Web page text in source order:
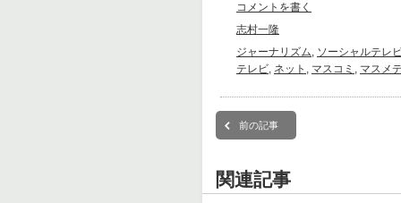
コメントを書く
志村一隆
ジャーナリズム, ソーシャルテレ
テレビ, ネット , マスコミ , マスメ
前の記事
関連記事